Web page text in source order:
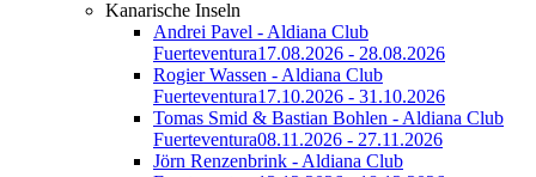
Kanarische Inseln
Andrei Pavel - Aldiana Club
Fuerteventura17.08.2026 - 28.08.2026
Rogier Wassen - Aldiana Club
Fuerteventura17.10.2026 - 31.10.2026
Tomas Smid & Bastian Bohlen - Aldiana Club
Fuerteventura08.11.2026 - 27.11.2026
Jörn Renzenbrink - Aldiana Club